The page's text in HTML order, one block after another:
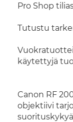
Pro Shop
Tutustu
käytettyjä
Canon RF
objektiivi